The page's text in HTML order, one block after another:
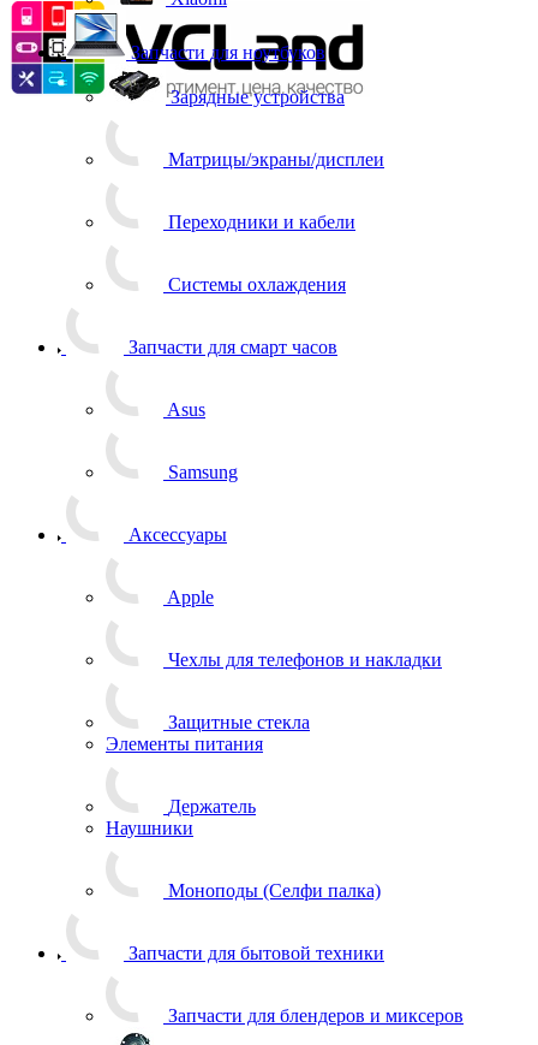
Запчасти для ноутбуков
Зарядные устройства
Матрицы/экраны/дисплеи
Переходники и кабели
Системы охлаждения
Запчасти для смарт часов
Asus
Samsung
Аксессуары
Apple
Чехлы для телефонов и накладки
Защитные стекла
Элементы питания
Держатель
Наушники
Моноподы (Селфи палка)
Запчасти для бытовой техники
Запчасти для блендеров и миксеров